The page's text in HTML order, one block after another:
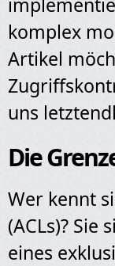
komplex
Artikel
uns
Die
Wer kennt
(ACLs)?
eines